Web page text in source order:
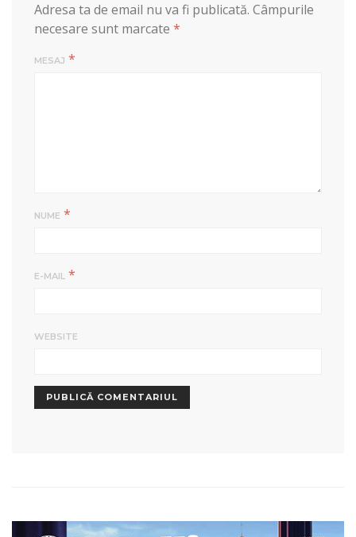
Adresa ta de email nu va fi publicată. Câmpurile
necesare sunt marcate *
MESAJ *
NUME *
E-MAIL *
WEBSITE